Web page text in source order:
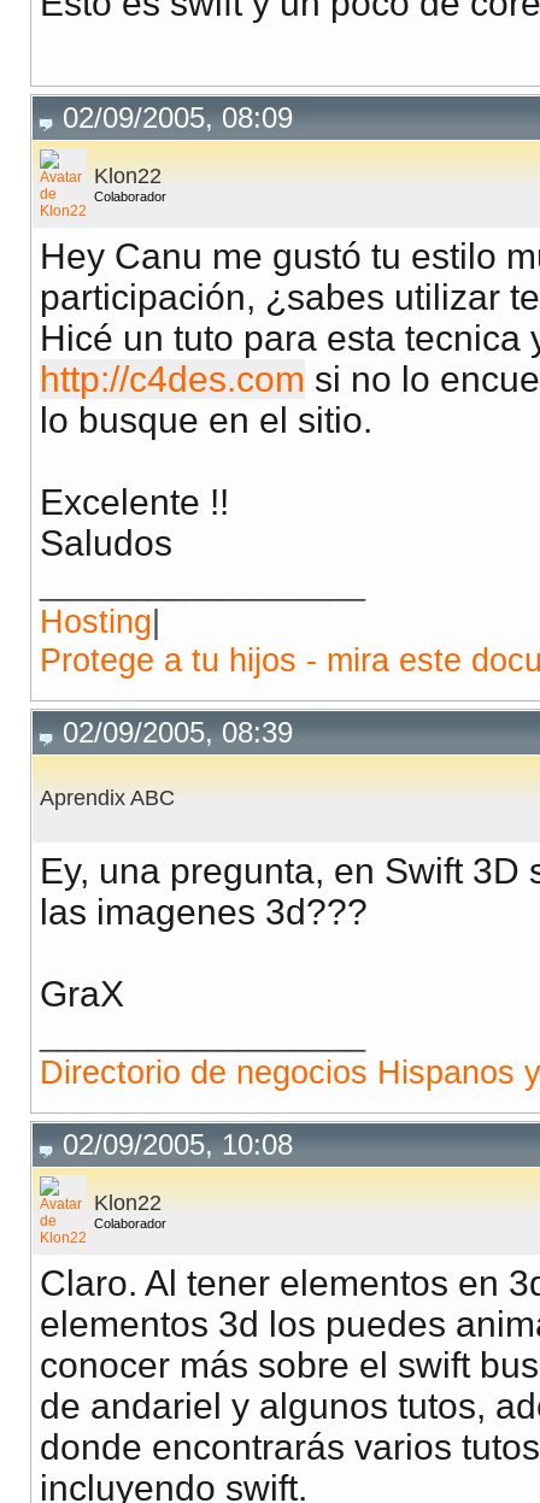
02/09/2005, 08:09
Klon22
Colaborador
Hey Canu me gustó tu estilo
participación, ¿sabes utilizar
Hicé un tuto para esta tecnica
http://c4des.com si no lo
lo busque en el sitio.
Excelente !!
Saludos
Hosting|
Protege a tu hijos - mira este
02/09/2005, 08:39
Aprendix ABC
Ey, una pregunta, en Swift
las imagenes 3d???
GraX
Directorio de negocios Hispanos
02/09/2005, 10:08
Klon22
Colaborador
Claro. Al tener elementos en
elementos 3d los puedes
conocer más sobre el swift
de andariel y algunos tutos,
donde encontrarás varios
incluyendo swift.